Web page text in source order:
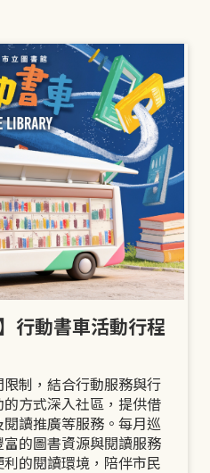
行動書車活動行程
制，結合行動服務與行
方式深入社區，提供借
讀推廣等服務。每月巡
的圖書資源與閱讀服務
的閱讀環境，陪伴市民